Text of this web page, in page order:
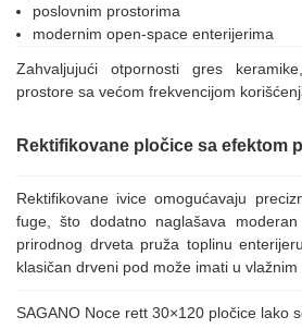
poslovnim prostorima
modernim open-space enterijerima
Zahvaljujući otpornosti gres
prostore sa većom frekvencijom
Rektifikovane pločice sa efektom
Rektifikovane ivice omogućavaju
fuge, što dodatno naglašava
prirodnog drveta pruža toplinu
klasičan drveni pod može imati u
SAGANO Noce rett 30×120 pločice lako